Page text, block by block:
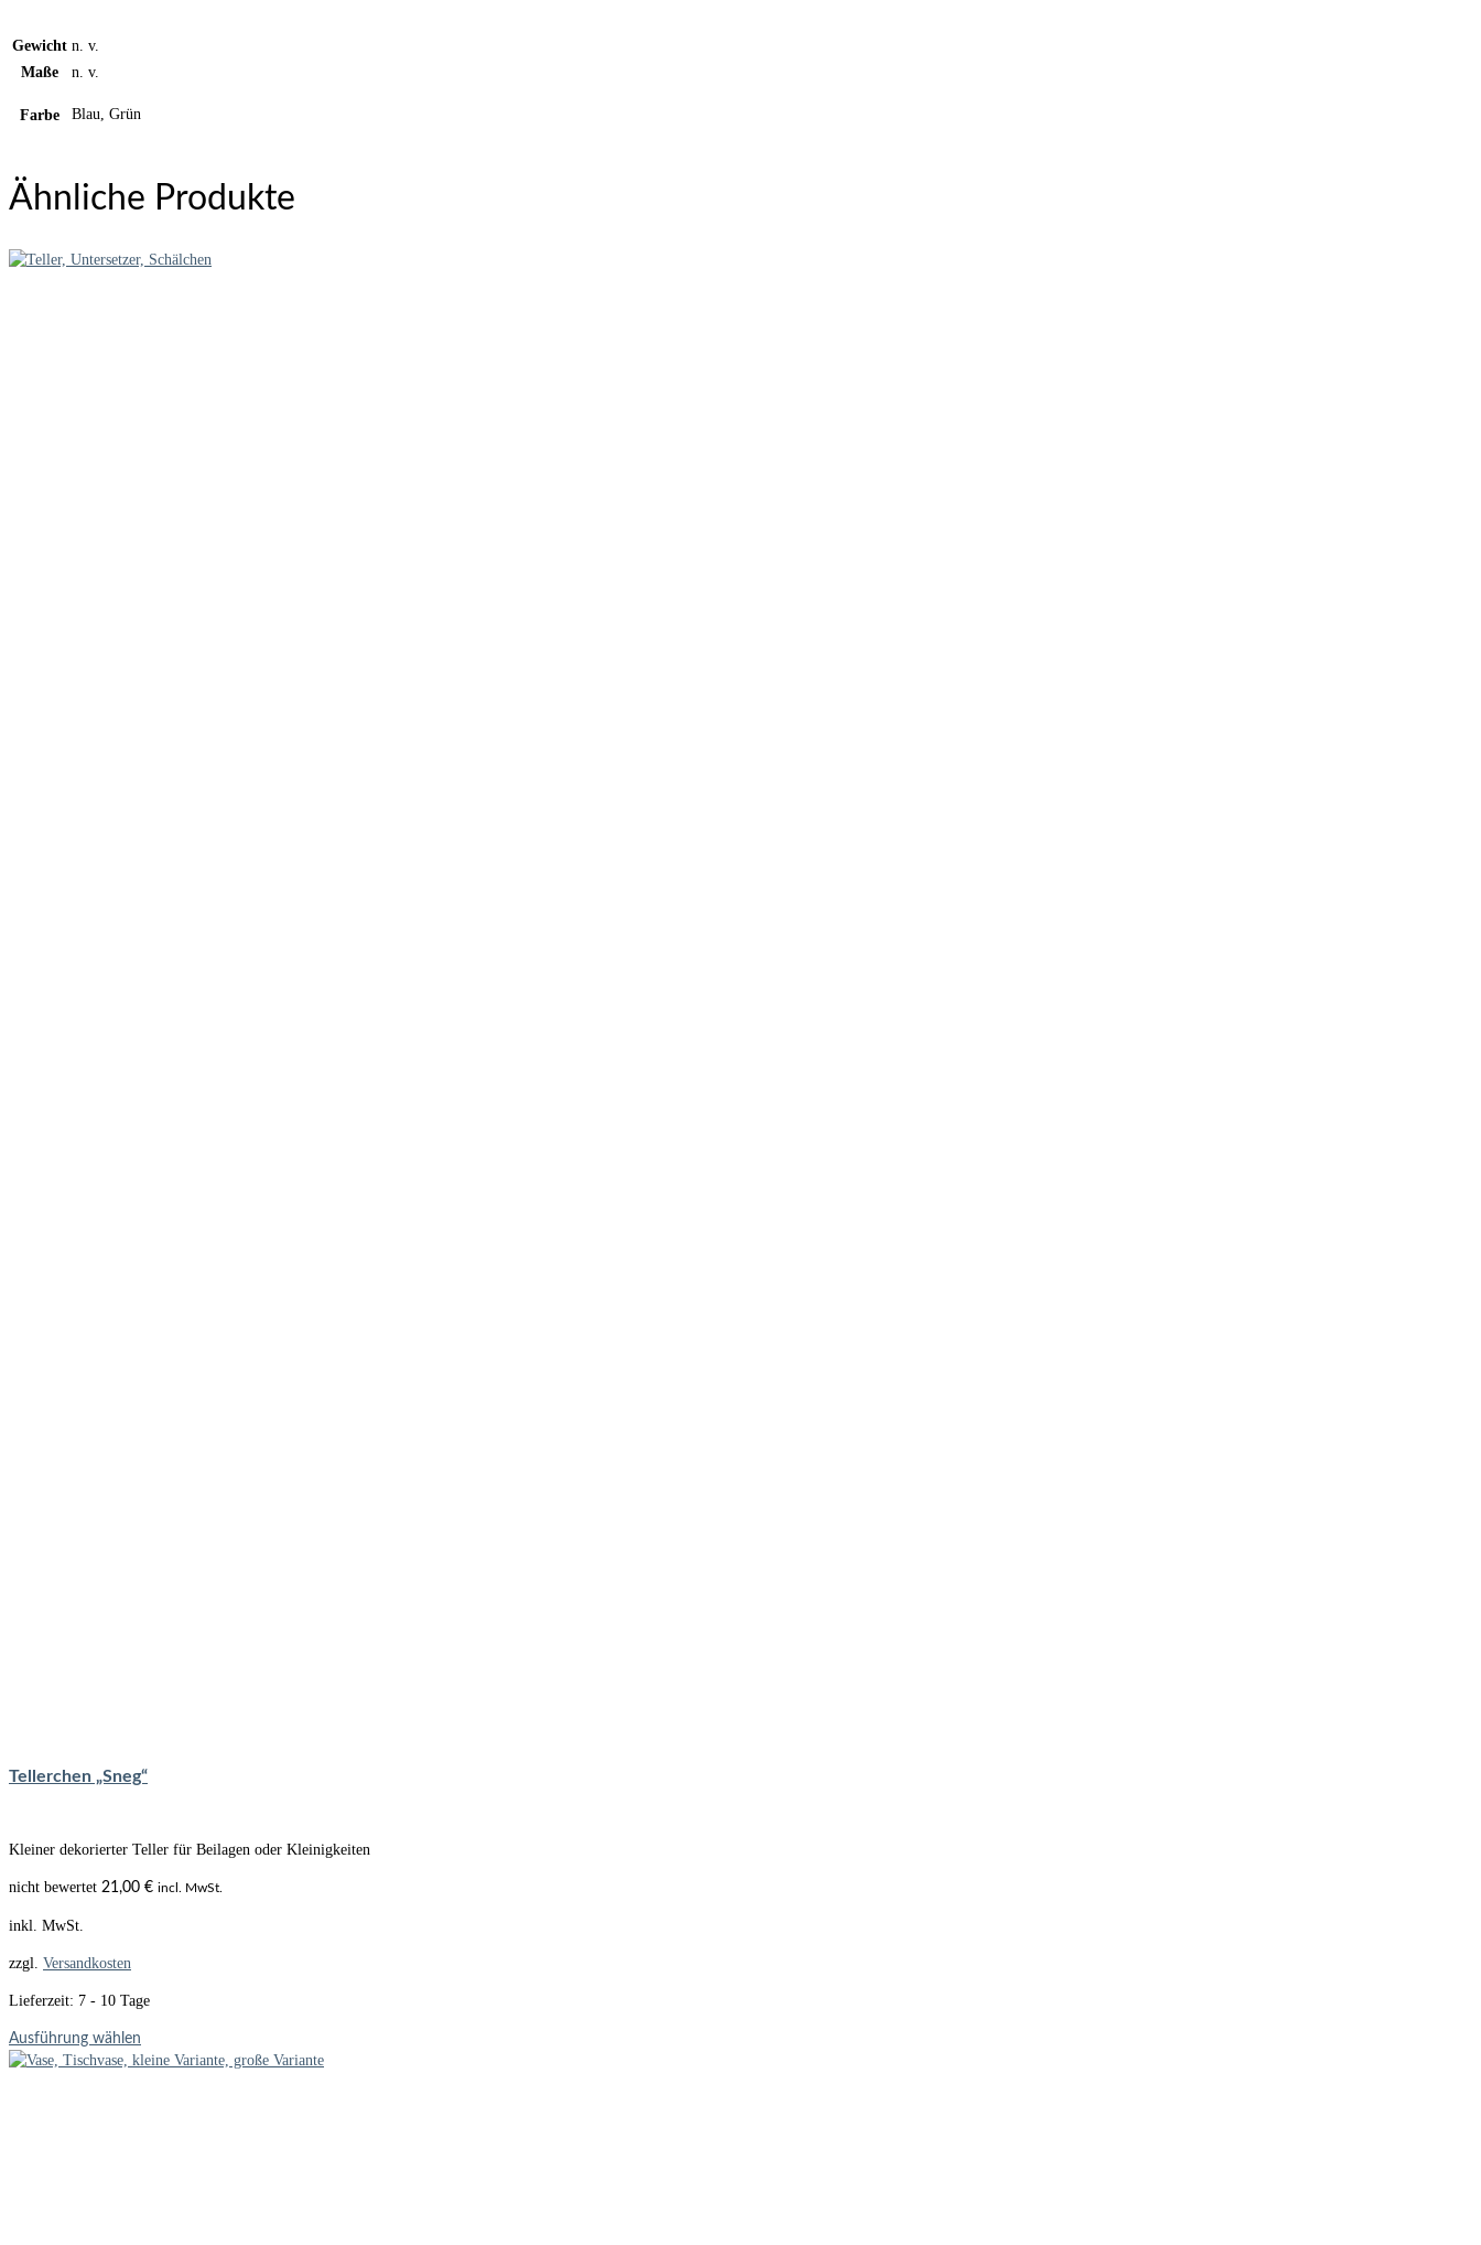
Gewicht n. v.
Maße
n. v.
Farbe Blau, Grün
Ähnliche Produkte
Tellerchen „Sneg“
Kleiner dekorierter Teller für Beilagen oder Kleinigkeiten
nicht bewertet 21,00 € incl. MwSt.
inkl. MwSt.
zzgl. Versandkosten
Lieferzeit: 7 - 10 Tage
Ausführung wählen
Produkt